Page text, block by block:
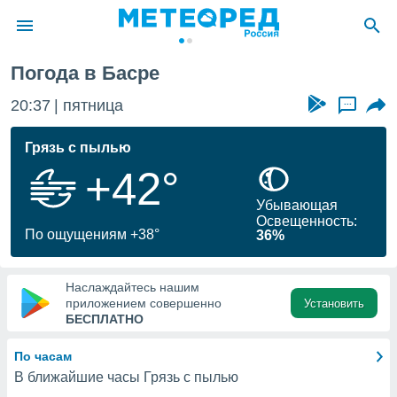
о
Вы можете
к этому
доступ
Погода в Басре
20:37 пятница ...
Грязь с пылью
+42°
По ощущениям +38°
Убывающая
Освещенность:
36%
Наслаждайтесь нашим
приложением совершенно
БЕСПЛАТНО
Установить
По часам
В ближайшие часы Грязь с пылью